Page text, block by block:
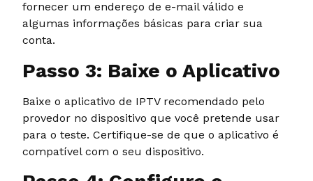
fornecer um endereço de e-mail válido e
algumas informações básicas para criar sua
conta.
Passo 3: Baixe o Aplicativo
Baixe o aplicativo de IPTV recomendado pelo
provedor no dispositivo que você pretende usar
para o teste. Certifique-se de que o aplicativo é
compatível com o seu dispositivo.